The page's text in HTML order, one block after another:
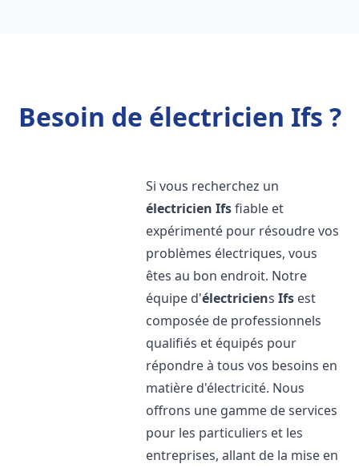
Besoin de électricien Ifs ?
Si vous recherchez un
électricien Ifsfiable et
expérimenté pour résoudre vos
problèmes électriques, vous
êtes au bon endroit. Notre
équipe d'électriciensIfs est
composée de professionnels
qualifiés et équipés pour
répondre à tous vos besoins en
matière d'électricité. Nous
offrons une gamme de services
pour les particuliers et les
entreprises, allant de la mise en